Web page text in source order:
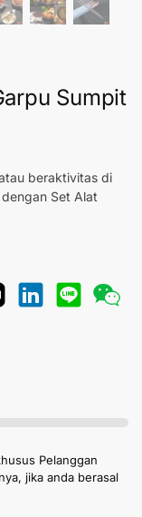
Sumpit
beraktivitas di
Set Alat
Pelanggan
jika anda berasal